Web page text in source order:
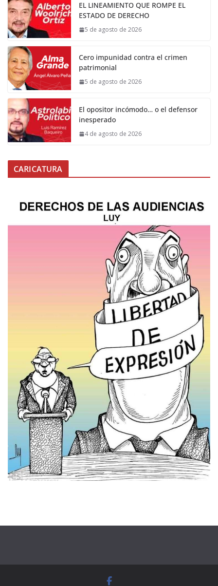
EL LINEAMIENTO QUE ROMPE EL
ESTADO DE DERECHO
5 de agosto de 2026
Cero impunidad contra el crimen
patrimonial
5 de agosto de 2026
El opositor incómodo… o el defensor
inesperado
4 de agosto de 2026
CARICATURA